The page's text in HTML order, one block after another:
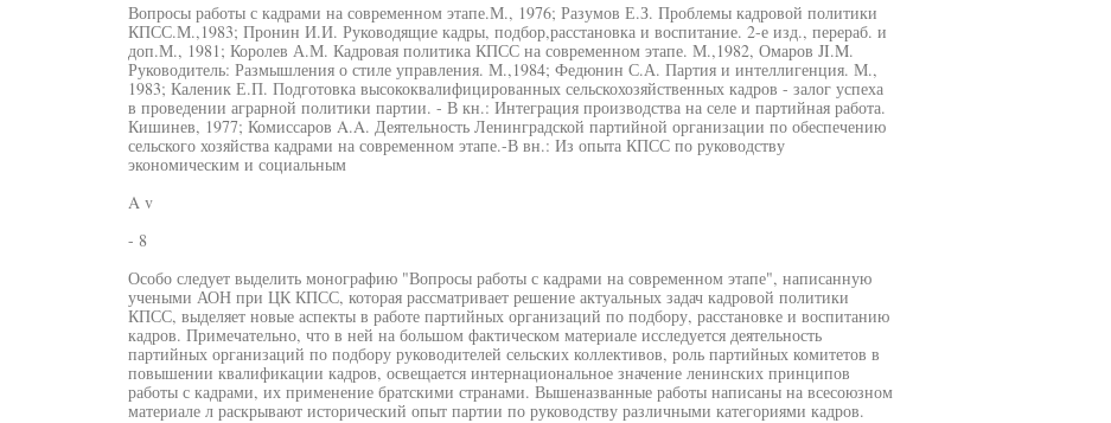
Вопросы работы с кадрами на современном этапе.М., 1976; Разумов Е.З. Проблемы кадровой политики
КПСС.М.,1983; Пронин И.И. Руководящие кадры, подбор,расстановка и воспитание. 2-е изд., перераб. и
доп.М., 1981; Королев А.М. Кадровая политика КПСС на современном этапе. М.,1982, Омаров JI.M.
Руководитель: Размышления о стиле управления. М.,1984; Федюнин С.А. Партия и интеллигенция. М.,
1983; Каленик Е.П. Подготовка высококвалифицированных сельскохозяйственных кадров - залог успеха
в проведении аграрной политики партии. - В кн.: Интеграция производства на селе и партийная работа.
Кишинев, 1977; Комиссаров A.A. Деятельность Ленинградской партийной организации по обеспечению
сельского хозяйства кадрами на современном этапе.-В вн.: Из опыта КПСС по руководству
экономическим и социальным
A v
- 8
Особо следует выделить монографию "Вопросы работы с кадрами на современном этапе", написанную
учеными АОН при ЦК КПСС, которая рассматривает решение актуальных задач кадровой политики
КПСС, выделяет новые аспекты в работе партийных организаций по подбору, расстановке и воспитанию
кадров. Примечательно, что в ней на большом фактическом материале исследуется деятельность
партийных организаций по подбору руководителей сельских коллективов, роль партийных комитетов в
повышении квалификации кадров, освещается интернациональное значение ленинских принципов
работы с кадрами, их применение братскими странами. Вышеназванные работы написаны на всесоюзном
материале л раскрывают исторический опыт партии по руководству различными категориями кадров.